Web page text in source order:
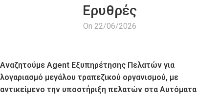
Ερυθρές
On 22/06/2026
Αναζητούμε Agent Εξυπηρέτησης Πελατών για
λογαριασμό μεγάλου τραπεζικού οργανισμού, με
αντικείμενο την υποστήριξη πελατών στα Αυτόματα